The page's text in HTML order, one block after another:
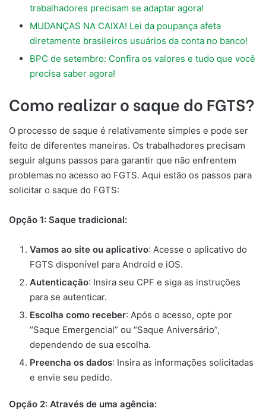
trabalhadores precisam se adaptar agora!
MUDANÇAS NA CAIXA! Lei da poupança afeta
diretamente brasileiros usuários da conta no banco!
BPC de setembro: Confira os valores e tudo que você
precisa saber agora!
Como realizar o saque do FGTS?
O processo de saque é relativamente simples e pode ser
feito de diferentes maneiras. Os trabalhadores precisam
seguir alguns passos para garantir que não enfrentem
problemas no acesso ao FGTS. Aqui estão os passos para
solicitar o saque do FGTS:
Opção 1: Saque tradicional:
Vamos ao site ou aplicativo: Acesse o aplicativo do
FGTS disponível para Android e iOS.
Autenticação: Insira seu CPF e siga as instruções
para se autenticar.
Escolha como receber: Após o acesso, opte por
“Saque Emergencial” ou “Saque Aniversário”,
dependendo de sua escolha.
Preencha os dados: Insira as informações solicitadas
e envie seu pedido.
Opção 2: Através de uma agência: